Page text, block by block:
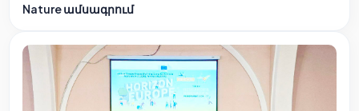
Nature ամսագրում